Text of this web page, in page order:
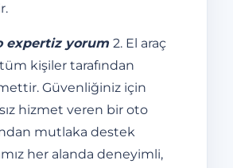
expertiz yorum 2. El araç
kişiler tarafından
Güvenliğiniz için
hizmet veren bir oto
mutlaka destek
her alanda deneyimli,